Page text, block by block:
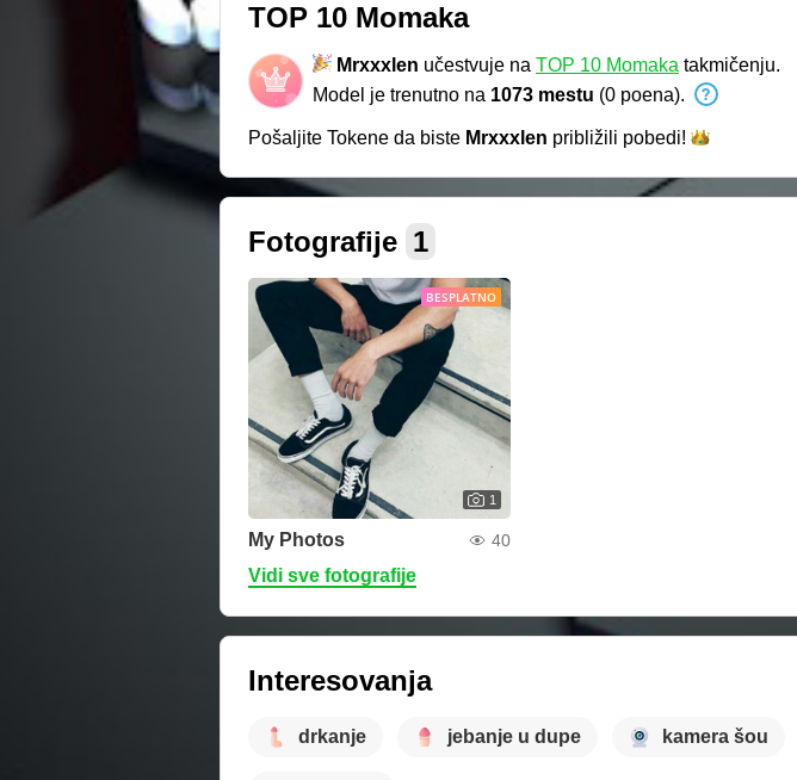
TOP 10 Momaka
Mrxxxlen učestvuje na TOP 10 Momaka takmičenju.
Model je trenutno na 1073 mestu (0 poena).
Pošaljite Tokene da biste Mrxxxlen približili pobedi!
Fotografije 1
BESPLATNO
1
My Photos 40
Vidi sve fotografije
Interesovanja
drkanje jebanje u dupe kamera šou